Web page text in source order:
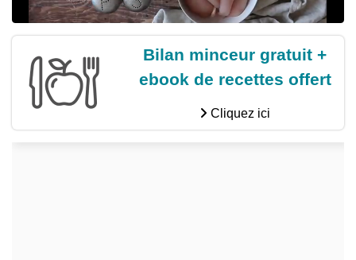
Bilan minceur gratuit +
ebook de recettes offert
Cliquez ici